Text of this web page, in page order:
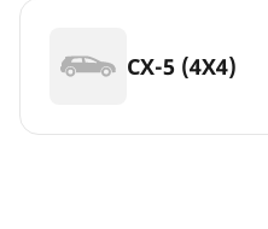
CX-5 (4X4)